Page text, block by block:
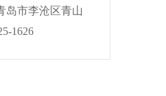
岛市李沧区青山
1626